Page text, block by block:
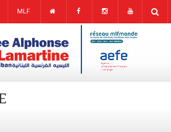
MLF